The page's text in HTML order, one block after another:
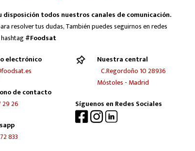
disposición todos nuestros canales de comunicación.
resolver tus dudas, También puedes seguirnos en redes
#Foodsat
electrónico
de contacto
29 26
833
Nuestra central
C.Regordoño 10 28936
Móstoles - Madrid
Síguenos en Redes Sociales